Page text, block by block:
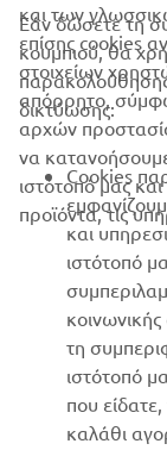
ΕΤΑΙΡΕΊΑ
B2B
SUPPORT
Γίνετε ο πρώτος
ειδικές
και των
επίσης cookies
στοιχείων
απόρρητο,
αρχών
να
ιστότοπό μας
προϊόντα, τις
Εάν δώσετε τη
κουμπιού, θα
δικτύωσης:
Cookies
και
ιστότοπό
τη
ιστότοπό
που
καλάθι